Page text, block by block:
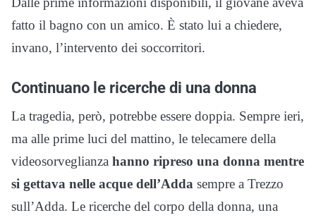
fatto il bagno con un amico. È stato lui a chiedere,
invano, l’intervento dei soccorritori.
Continuano le ricerche di una donna
La tragedia, però, potrebbe essere doppia. Sempre ieri,
ma alle prime luci del mattino, le telecamere della
videosorveglianza hanno ripreso una donna mentre
si gettava nelle acque dell’Adda sempre a Trezzo
sull’Adda. Le ricerche del corpo della donna, una